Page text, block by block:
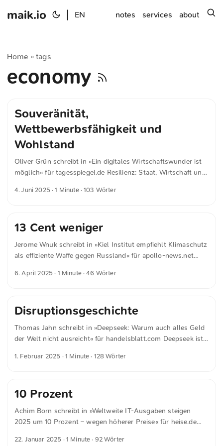
maik.io EN notes services about
Home »tags
economy
Souveränität,
Wettbewerbsfähigkeit und
Wohlstand
Oliver Grün schreibt in »Ein digitales Wirtschaftswunder ist
möglich« für tagesspiegel.de Resilienz: Staat, Wirtschaft und
wenn der Zugang zu zentralen digitalen Diensten oder
Zukunft. Deutschland muss in der Lage sein, eigene digitale
die zugrunde liegende Technologie selbst zu kontrollieren. ...
4. Juni 2025 · 1 Minute · 103 Wörter
13 Cent weniger
Jerome Wnuk schreibt in »Kiel Institut empfiehlt Klimaschutz
als effiziente Waffe gegen Russland« für apollo-news.net
Cent weniger in die russische Kriegskasse und nimmt so den
6. April 2025 · 1 Minute · 46 Wörter
Disruptionsgeschichte
Thomas Jahn schreibt in »Deepseek: Warum auch alles Geld
der Welt nicht ausreicht« für handelsblatt.com Deepseek ist
Unternehmen hat aus der Not eine Tugend gemacht. China
suchen – und finden sie. Es ist eine Ironie der Geschichte,
bewirken, was sie bewirken sollen. Und Deepseek zeigt, wie
unberechenbar Technologie ist und dass man mit Geld viel
kaufen kann, aber nicht alles. ...
1. Februar 2025 · 1 Minute · 128 Wörter
10 Prozent
Achim Born schreibt in »Weltweite IT-Ausgaben steigen
2025 um 10 Prozent – wegen höherer Preise« für heise.de
auch in diesem Jahr am stärksten anziehen – selbst wenn
22. Januar 2025 · 1 Minute · 92 Wörter